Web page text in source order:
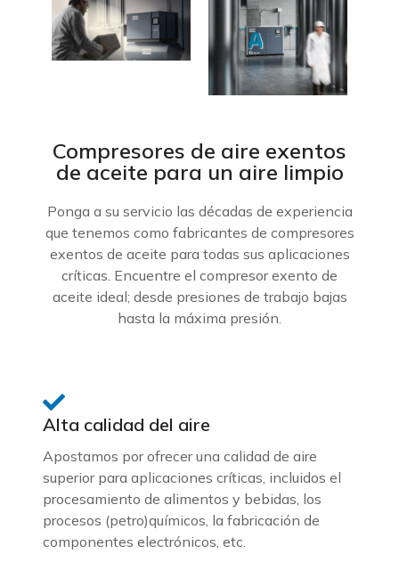
Compresores de aire exentos
de aceite para un aire limpio
Ponga a su servicio las décadas de experiencia
que tenemos como fabricantes de compresores
exentos de aceite para todas sus aplicaciones
críticas. Encuentre el compresor exento de
aceite ideal; desde presiones de trabajo bajas
hasta la máxima presión.
Alta calidad del aire
Apostamos por ofrecer una calidad de aire
superior para aplicaciones críticas, incluidos el
procesamiento de alimentos y bebidas, los
procesos (petro)químicos, la fabricación de
componentes electrónicos, etc.